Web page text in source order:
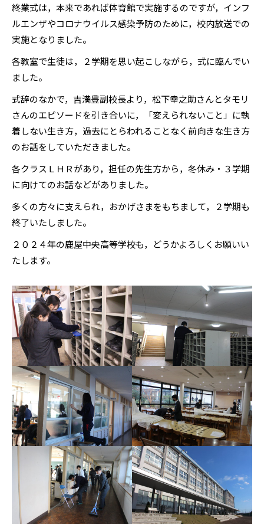
終業式は，本来であれば体育館で実施するのですが，インフ
ルエンザやコロナウイルス感染予防のために，校内放送での
実施となりました。
各教室で生徒は，２学期を思い起こしながら，式に臨んでい
ました。
式辞のなかで，吉満豊副校長より，松下幸之助さんとタモリ
さんのエピソードを引き合いに，「変えられないこと」に執
着しない生き方，過去にとらわれることなく前向きな生き方
のお話をしていただきました。
各クラスＬＨＲがあり，担任の先生方から，冬休み・３学期
に向けてのお話などがありました。
多くの方々に支えられ，おかげさまをもちまして，２学期も
終了いたしました。
２０２４年の鹿屋中央高等学校も，どうかよろしくお願いい
たします。